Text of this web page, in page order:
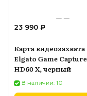
23 990 ₽
Карта видеозахвата
Elgato Game Capture
HD60 X, черный
В наличии: 10